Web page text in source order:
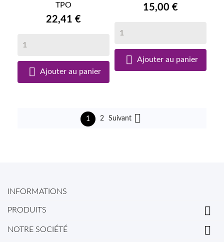
TPO
22,41 €
 Ajouter au panier
15,00 €
 Ajouter au panier
1 2 Suivant 
INFORMATIONS
PRODUITS 
NOTRE SOCIÉTÉ 